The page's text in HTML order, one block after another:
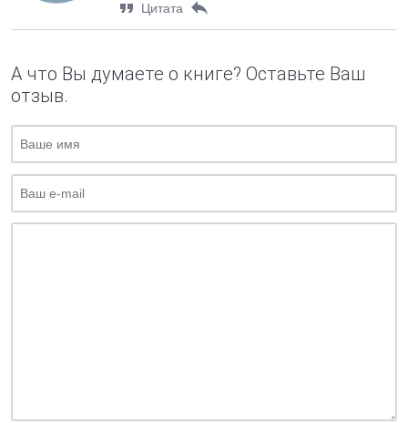
Цитата
А что Вы думаете о книге? Оставьте Ваш
отзыв.